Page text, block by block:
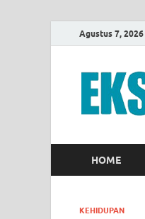
Agustus 7, 2026
HOME
KEHIDUPAN